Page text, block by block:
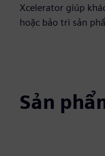
Xcelerator giúp
hoặc bảo trì sản
Sản